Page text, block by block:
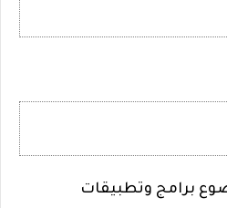
برامج وتطبيقات